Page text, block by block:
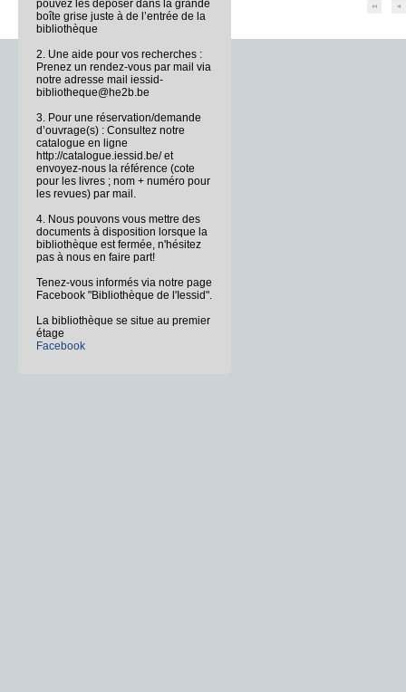
pouvez les déposer dans la grande
boîte grise juste à de l’entrée de la
bibliothèque
2. Une aide pour vos recherches :
Prenez un rendez-vous par mail via
notre adresse mail iessid-
bibliotheque@he2b.be
3. Pour une réservation/demande
d’ouvrage(s) : Consultez notre
catalogue en ligne
http://catalogue.iessid.be/ et
envoyez-nous la référence (cote
pour les livres ; nom + numéro pour
les revues) par mail.
4. Nous pouvons vous mettre des
documents à disposition lorsque la
bibliothèque est fermée, n'hésitez
pas à nous en faire part!
Tenez-vous informés via notre page
Facebook "Bibliothèque de l'Iessid".
La bibliothèque se situe au premier
étage
Facebook